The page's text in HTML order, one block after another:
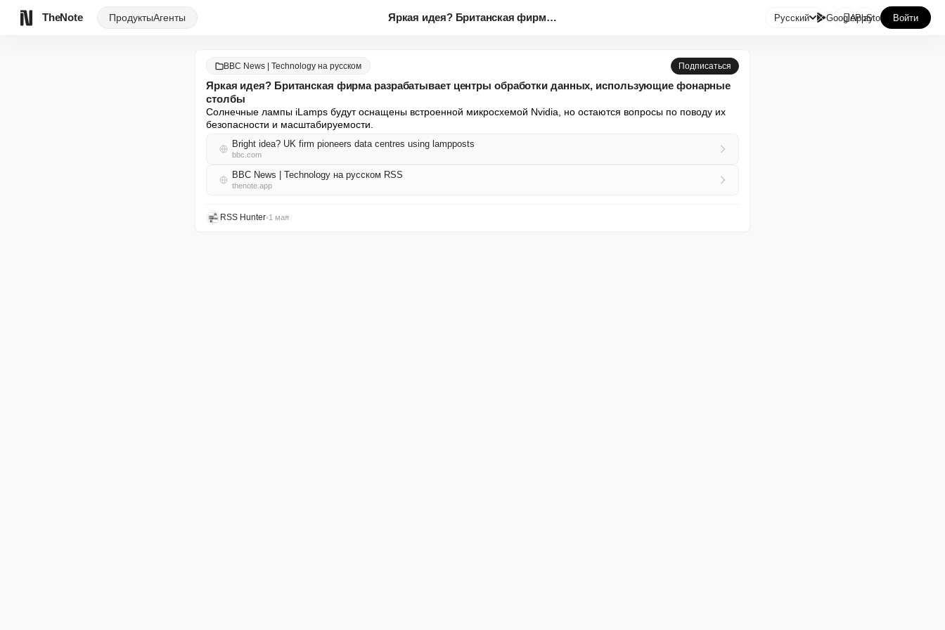
TheNote ПродуктыАгенты Яркая идея? Британская фирма р... Русский GooglePlay
AppStore Войти
BBC News | Technology на русском Подписаться
Яркая идея? Британская фирма разрабатывает центры обработки данных, использующие фонарные
столбы
Солнечные лампы iLamps будут оснащены встроенной микросхемой Nvidia, но остаются вопросы по поводу их
безопасности и масштабируемости.
Bright idea? UK firm pioneers data centres using lampposts
bbc.com
BBC News | Technology на русском RSS
thenote.app
RSS Hunter•1 мая